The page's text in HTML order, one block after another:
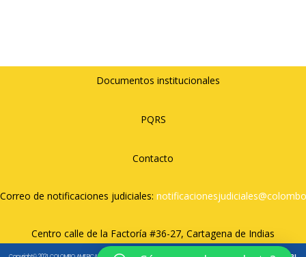
Documentos institucionales
PQRS
Contacto
Correo de notificaciones judiciales: notificacionesjudiciales@
Centro calle de la Factoría #36-27, Cartagena de Indias